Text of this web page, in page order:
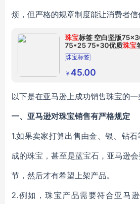
烦，但严格的规章制度能让消费者信
珠宝标签 空白坚版
75*25 75*30优质珠宝
珠宝标签
￥ 45.00
以下是在亚马逊上成功销售珠宝的一
一、 亚马逊对珠宝销售有严格规定
1.如果卖家打算出售由金、银、钻
成的珠宝，甚至是蓝宝石，亚马逊
节，然后才有希望上架产品。
2.例如，珠宝产品需要符合亚马